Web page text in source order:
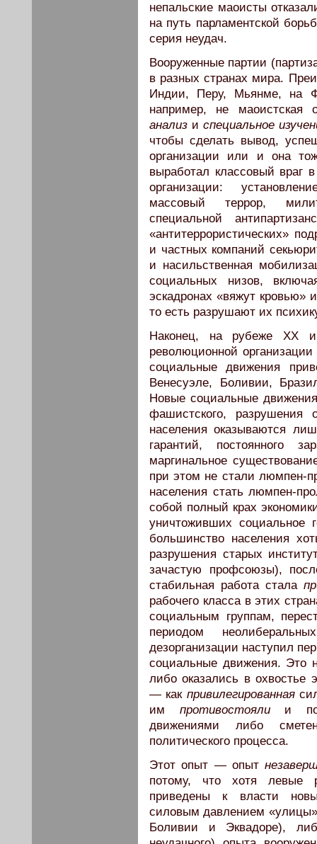
непальские маоисты
на путь парламентской
серия неудач.
Вооруженные партии
в разных странах мира.
Индии, Перу, Мьянме, на
например, не маоистская
анализ и специальное
чтобы сделать вывод,
организации или и она
выработал классовый враг
организации:
массовый террор,
специальной
«антитеррористических»
и частных компаний
и насильственная
социальных низов,
эскадронах «вяжут кровью»
то есть разрушают их
Наконец, на рубеже XX
революционной
социальные движения
Венесуэле, Боливии,
Новые социальные
фашистского, разрушения
населения оказываются
гарантий, постоянного
маргинальное
при этом не стали люмпен-
населения стать люмпен-
собой полный крах
уничтоживших
большинство населения
разрушения старых
зачастую профсоюзы),
стабильная работа стала
рабочего класса в этих
социальным группам,
периодом
дезорганизации наступил
социальные движения. Это
либо оказались в
— как привилегированная
им противостоялии
движениями либо
политического процесса.
Этот опыт — опыт
потому, что хотя левые
приведены к власти
силовым давлением
Боливии и Эквадоре),